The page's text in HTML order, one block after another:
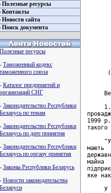
Полезные ресурсы
Контакты
Новости сайта
Поиск документа
Полезные ресурсы
- Таможенный кодекс
таможенного союза
- Каталог предприятий и
организаций СНГ
- Законодательство Республики
Беларусь по темам
- Законодательство Республики
Беларусь по дате принятия
- Законодательство Республики
Беларусь по органу принятия
- Законы Республики Беларусь
- Новости законодательства
Беларуси
1999
такого
мають
майна
яке
У